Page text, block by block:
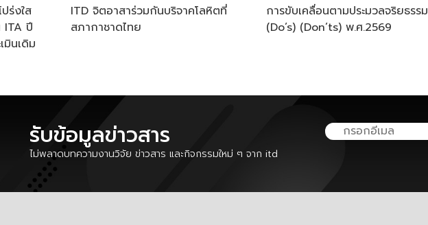
ร่งใส
ITA ปี
นเดิม
ITD จิตอาสาร่วมกันบริจาคโลหิตที่
สภากาชาดไทย
การขับเคลื่อนตามประมวลจริยธรรม
(Do’s) (Don’ts) พ.ศ.2569
รับข้อมูลข่าวสาร
ไม่พลาดบทความงานวิจัย ข่าวสาร และกิจกรรมใหม่ ๆ จาก itd